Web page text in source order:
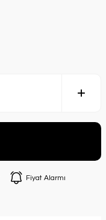
Fiyat Alarmı